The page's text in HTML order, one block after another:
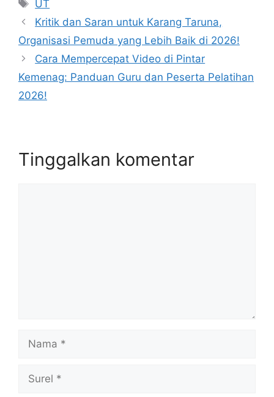
UT
Kritik dan Saran untuk Karang Taruna,
Organisasi Pemuda yang Lebih Baik di 2026!
Cara Mempercepat Video di Pintar
Kemenag: Panduan Guru dan Peserta Pelatihan
2026!
Tinggalkan komentar
Nama
Surel